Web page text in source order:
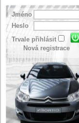
Jméno
Heslo
Trvale přihlásit
Nová registrace